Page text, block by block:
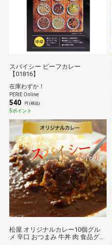
スパイシー ビーフカレー
【01816】
在庫わずか！
PERIE Online
540 円 (税込)
5ポイント
松屋 オリジナルカレー10個グル
メ 辛口 おつまみ 牛丼 肉 食品グル